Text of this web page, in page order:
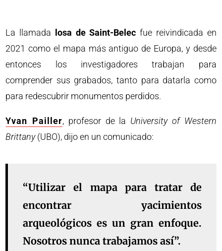
La llamada losa de Saint-Belec fue reivindicada en
2021 como el mapa más antiguo de Europa, y desde
entonces los investigadores trabajan para
comprender sus grabados, tanto para datarla como
para redescubrir monumentos perdidos.
Yvan Pailler, profesor de la University of Western
Brittany(UBO), dijo en un comunicado:
“Utilizar el mapa para tratar de
encontrar yacimientos
arqueológicos es un gran enfoque.
Nosotros nunca trabajamos así”.